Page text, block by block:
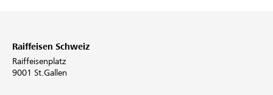
Raiffeisen Schweiz
Raiffeisenplatz
9001 St.Gallen